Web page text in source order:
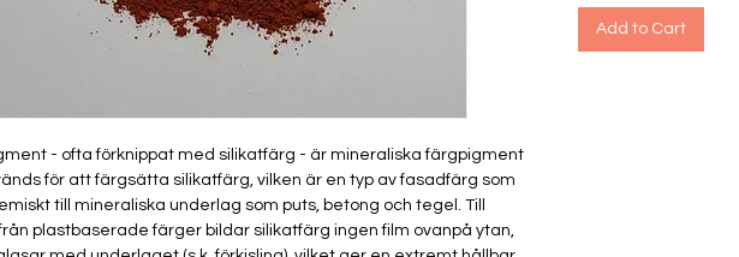
- ofta förknippat med silikatfärg - är mineraliska färgpigment
för att färgsätta silikatfärg, vilken är en typ av fasadfärg som
till mineraliska underlag som puts, betong och tegel. Till
plastbaserade färger bildar silikatfärg ingen film ovanpå ytan,
Add to Cart